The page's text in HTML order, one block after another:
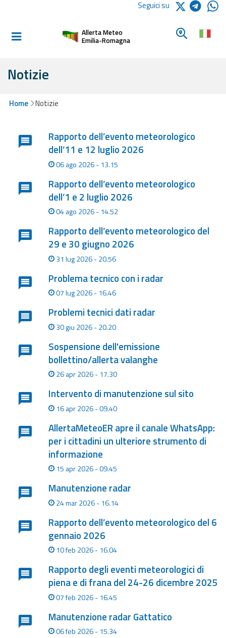
Informati e
Bollettini
Bollettini
Meteo
Bollettini
Valanghe
Monitoraggio
eventi
Previsioni e dati
Previsioni meteo e
Dati osservati
Radar meteo
Strumenti
Aggiornamenti
Informazioni
Domande
frequenti
Guida per gli
sviluppatori
Il progetto
Allerta
Meteo
Seguici su
Allerta Meteo
Emilia-Romagna
Cerca un
Notizie
Home Notizie
Rapporto dell’evento meteorologico
dell’11 e 12 luglio 2026
06 ago 2026 - 13.15
Rapporto dell’evento meteorologico
dell’1 e 2 luglio 2026
04 ago 2026 - 14.52
Rapporto dell’evento meteorologico del
29 e 30 giugno 2026
31 lug 2026 - 20.56
Problema tecnico con i radar
07 lug 2026 - 16.46
Problemi tecnici dati radar
30 giu 2026 - 20.20
Sospensione dell'emissione
bollettino/allerta valanghe
26 apr 2026 - 17.30
Intervento di manutenzione sul sito
16 apr 2026 - 09.40
AllertaMeteoER apre il canale WhatsApp:
per i cittadini un ulteriore strumento di
informazione
15 apr 2026 - 09.45
Manutenzione radar
24 mar 2026 - 16.14
Rapporto dell’evento meteorologico del 6
gennaio 2026
10 feb 2026 - 16.04
Rapporto degli eventi meteorologici di
piena e di frana del 24-26 dicembre 2025
07 feb 2026 - 16.45
Manutenzione radar Gattatico
06 feb 2026 - 15.34